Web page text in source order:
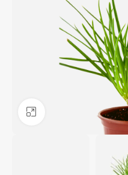
Clique para ampliar